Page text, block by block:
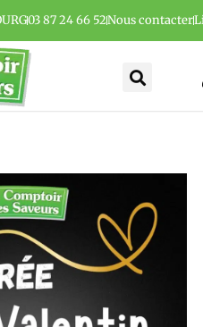
03 87 24 66 52Nous contacter